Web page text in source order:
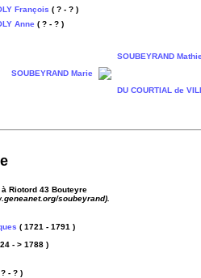
François ( ? - ? )
Anne ( ? - ? )
SOUBEYRAND Marie
SOUBEYRAND
DU COURTIAL de
Riotord 43 Bouteyre
soubeyrand).
( 1721 - 1791 )
- > 1788 )
- ? )